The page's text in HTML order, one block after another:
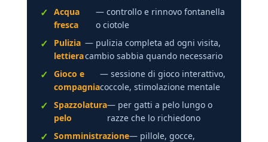
Acqua
fresca
— controllo e rinnovo fontanella
o ciotole
Pulizia
lettiera
— pulizia completa ad ogni visita,
cambio sabbia quando necessario
Gioco e
compagnia
— sessione di gioco interattivo,
coccole, stimolazione mentale
Spazzolatura
pelo
— per gatti a pelo lungo o
razze che lo richiedono
Somministrazione— pillole, gocce,